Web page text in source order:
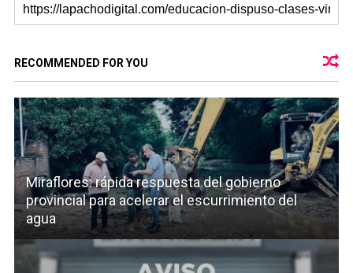
RECOMMENDED FOR YOU
Miraflores: rápida respuesta del gobierno
provincial para acelerar el escurrimiento del
agua